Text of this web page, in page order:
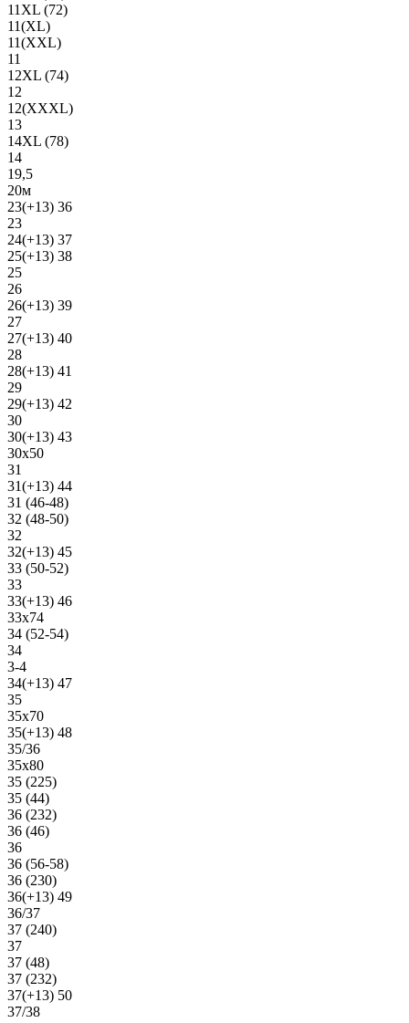
11XL (72)
11(XL)
11(XXL)
11
12XL (74)
12
12(ХХХL)
13
14XL (78)
14
19,5
20м
23(+13) 36
23
24(+13) 37
25(+13) 38
25
26
26(+13) 39
27
27(+13) 40
28
28(+13) 41
29
29(+13) 42
30
30(+13) 43
30х50
31
31(+13) 44
31 (46-48)
32 (48-50)
32
32(+13) 45
33 (50-52)
33
33(+13) 46
33х74
34 (52-54)
34
3-4
34(+13) 47
35
35х70
35(+13) 48
35/36
35х80
35 (225)
35 (44)
36 (232)
36 (46)
36
36 (56-58)
36 (230)
36(+13) 49
36/37
37 (240)
37
37 (48)
37 (232)
37(+13) 50
37/38